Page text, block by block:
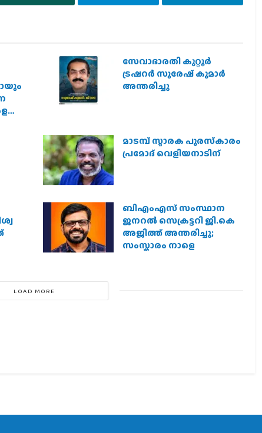
സേവാഭാരതി കുറ്റൂർ
ട്രഷറർ സുരേഷ് കുമാർ
അന്തരിച്ചു
മാടമ്പ് സ്മാരക പുരസ്‌കാരം
പ്രമോദ് വെളിയനാടിന്
ബിഎംഎസ് സംസ്ഥാന
ജനറൽ സെക്രട്ടറി ജി.കെ
അജിത്ത് അന്തരിച്ചു;
സംസ്കാരം നാളെ
LOAD MORE